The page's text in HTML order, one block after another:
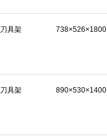
刀具架 738×526×1800
刀具架 890×530×1400